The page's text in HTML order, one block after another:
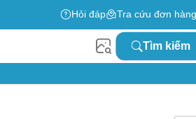
Hỏi đáp Tra cứu đơn hàng
Tìm kiếm